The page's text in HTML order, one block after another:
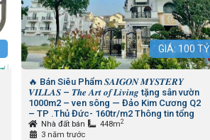
GIÁ: 100 TỶ
🔥 Bán Siêu Phẩm 𝑺𝑨𝑰𝑮𝑶𝑵 𝑴𝒀𝑺𝑻𝑬𝑹𝒀
𝑽𝑰𝑳𝑳𝑨𝑺 – 𝑻𝒉𝒆 𝑨𝒓𝒕 𝒐𝒇 𝑳𝒊𝒗𝒊𝒏𝒈 tặng sân vườn
1000m2 – ven sông — Đảo Kim Cương Q2
– TP .Thủ Đức- 160tr/m2 Thông tin tổng
quan.Nhà đất bán 448m2
3 năm trước